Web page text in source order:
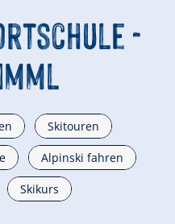
-
Skitouren
Alpinski fahren
Skikurs